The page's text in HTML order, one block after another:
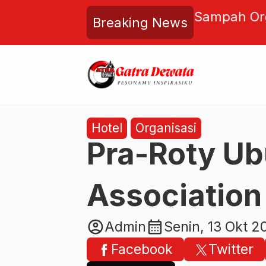
Breaking News
Konflik AS–Israel vs
Nuklir, tapi Perebutan
Sampah
Hotel Organisasi
Pra-Roty
Association
account_circleAdmincalendar_monthSenin, 13 Okt
Facebook
Twitter